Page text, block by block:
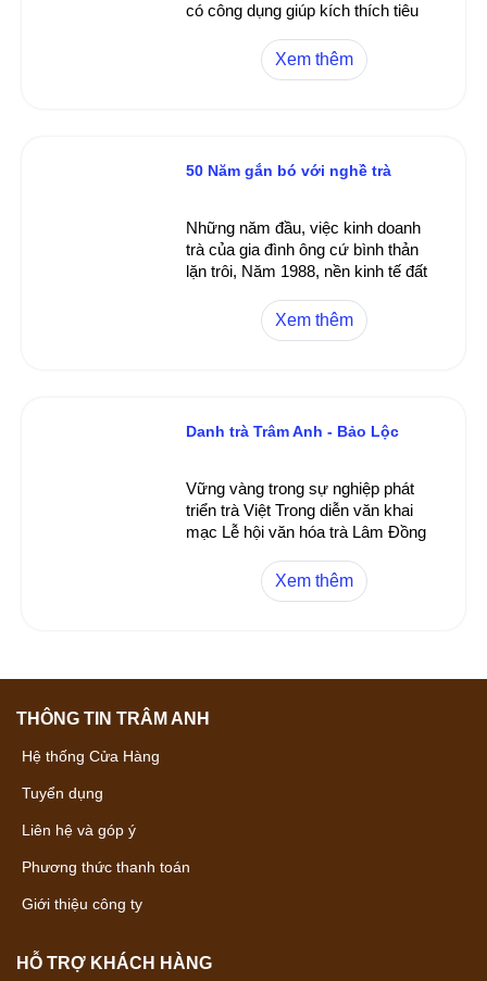
có công dụng giúp kích thích tiêu
nhiều chứng bệnh.
Xem thêm
50 Năm gắn bó với nghề trà
Những năm đầu, việc kinh doanh
trà của gia đình ông cứ bình thản
lặn trôi, Năm 1988, nền kinh tế đất
cơ sở sản xuất, mở rộng mặt bằng,
ngay gần bến xe, đón khách thập
Xem thêm
Danh trà Trâm Anh - Bảo Lộc
Vững vàng trong sự nghiệp phát
triển trà Việt Trong diễn văn khai
mạc Lễ hội văn hóa trà Lâm Đồng
Lộc - Lâm ĐồngXem thêm
THÔNG TIN TRÂM ANH
Hệ thống Cửa Hàng
Tuyển dụng
Liên hệ và góp ý
Phương thức thanh toán
Giới thiệu công ty
HỖ TRỢ KHÁCH HÀNG